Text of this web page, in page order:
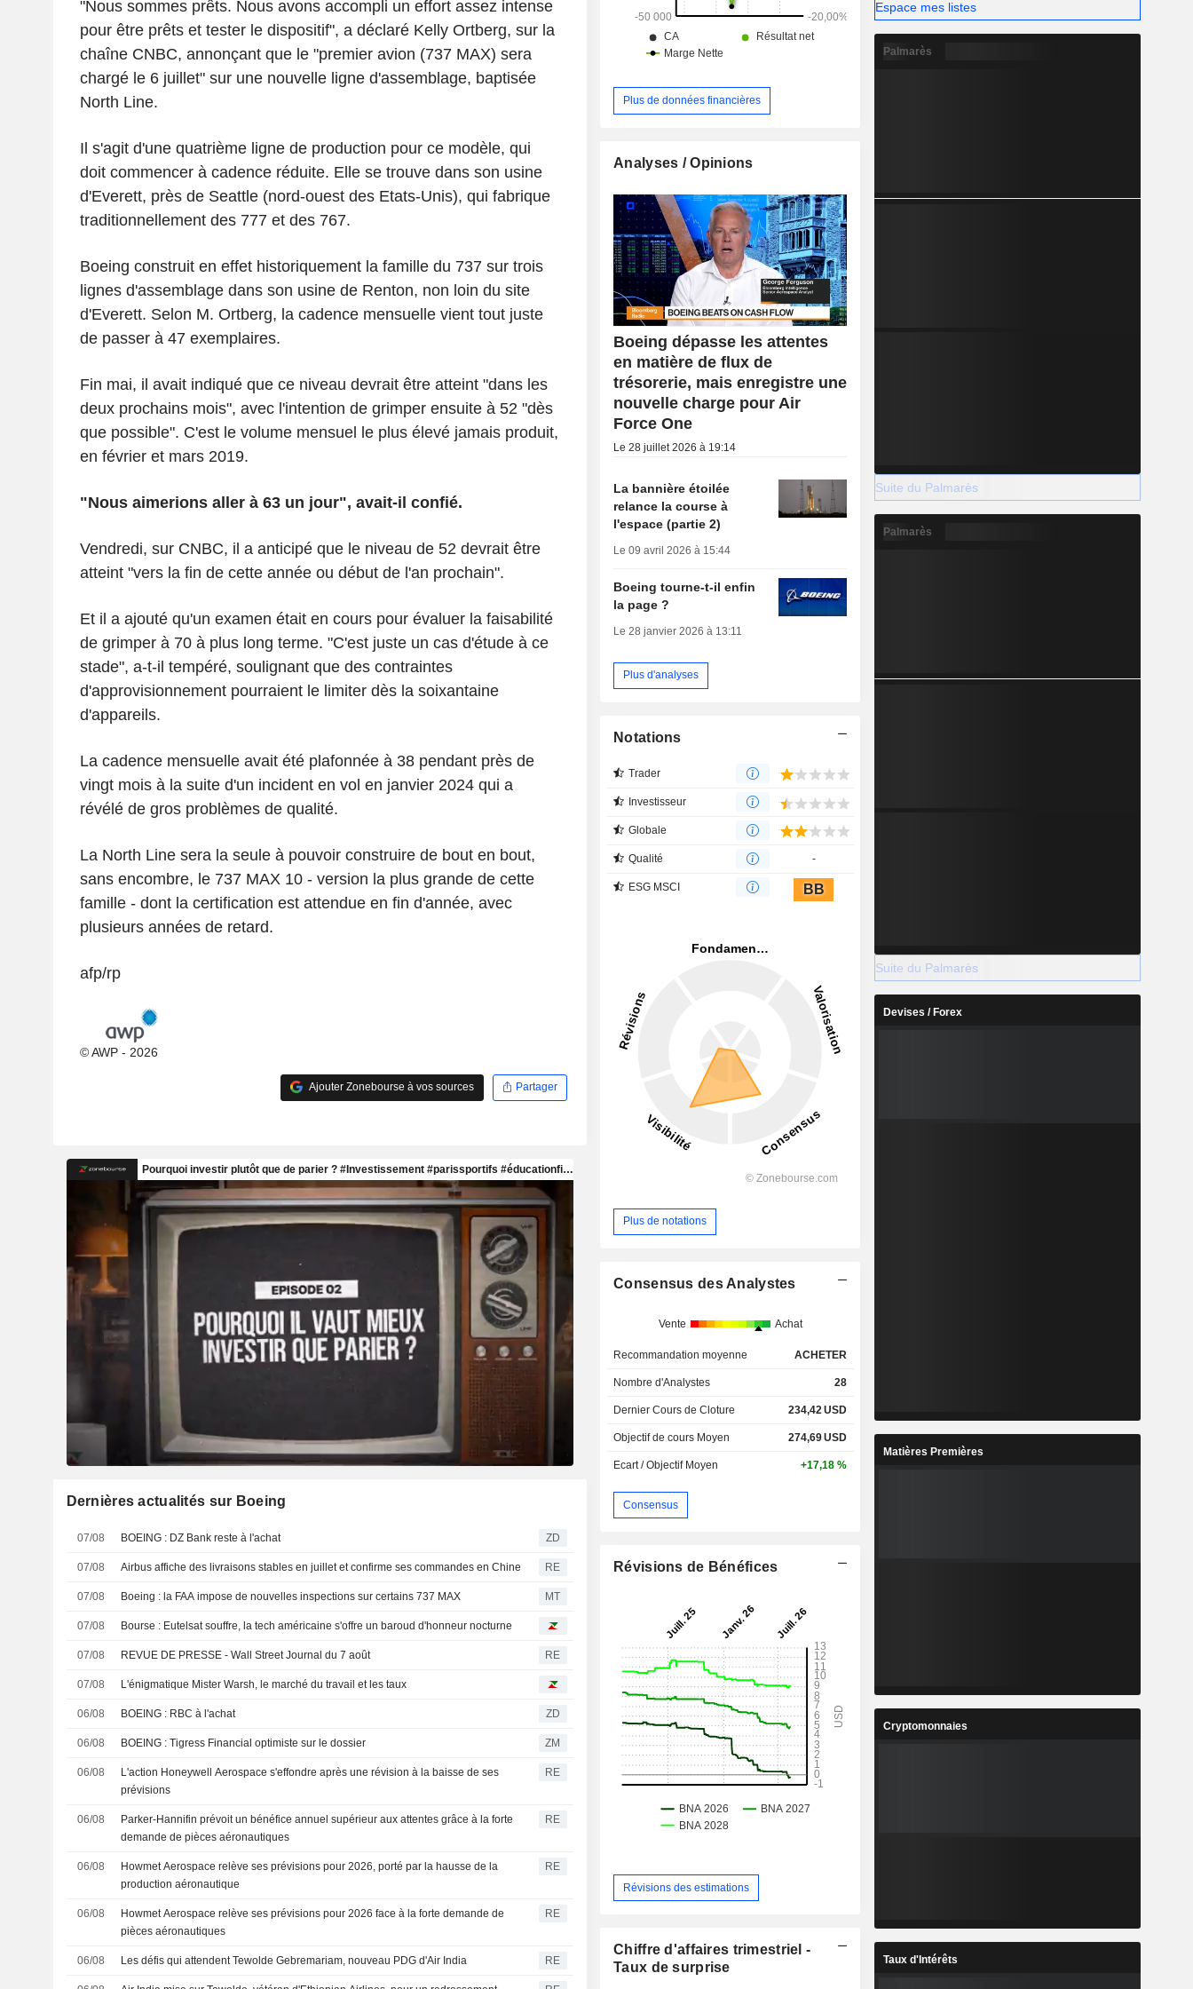
"Nous sommes prêts. Nous avons accompli un effort assez intense
pour être prêts et tester le dispositif", a déclaré Kelly Ortberg, sur la
chaîne CNBC, annonçant que le "premier avion (737 MAX) sera
chargé le 6 juillet" sur une nouvelle ligne d'assemblage, baptisée
North Line.
Il s'agit d'une quatrième ligne de production pour ce modèle, qui
doit commencer à cadence réduite. Elle se trouve dans son usine
d'Everett, près de Seattle (nord-ouest des Etats-Unis), qui fabrique
traditionnellement des 777 et des 767.
Boeing construit en effet historiquement la famille du 737 sur trois
lignes d'assemblage dans son usine de Renton, non loin du site
d'Everett. Selon M. Ortberg, la cadence mensuelle vient tout juste
de passer à 47 exemplaires.
Fin mai, il avait indiqué que ce niveau devrait être atteint "dans les
deux prochains mois", avec l'intention de grimper ensuite à 52 "dès
que possible". C'est le volume mensuel le plus élevé jamais produit,
en février et mars 2019.
"Nous aimerions aller à 63 un jour", avait-il confié.
Vendredi, sur CNBC, il a anticipé que le niveau de 52 devrait être
atteint "vers la fin de cette année ou début de l'an prochain".
Et il a ajouté qu'un examen était en cours pour évaluer la faisabilité
de grimper à 70 à plus long terme. "C'est juste un cas d'étude à ce
stade", a-t-il tempéré, soulignant que des contraintes
d'approvisionnement pourraient le limiter dès la soixantaine
d'appareils.
La cadence mensuelle avait été plafonnée à 38 pendant près de
vingt mois à la suite d'un incident en vol en janvier 2024 qui a
révélé de gros problèmes de qualité.
La North Line sera la seule à pouvoir construire de bout en bout,
sans encombre, le 737 MAX 10 - version la plus grande de cette
famille - dont la certification est attendue en fin d'année, avec
plusieurs années de retard.
afp/rp
© AWP - 2026
Ajouter Zonebourse à vos sources Partager
Dernières actualités sur Boeing
07/08 BOEING : DZ Bank reste à l'achat ZD
07/08 Airbus affiche des livraisons stables en juillet et confirme ses commandes en Chine RE
07/08 Boeing : la FAA impose de nouvelles inspections sur certains 737 MAX MT
07/08 Bourse : Eutelsat souffre, la tech américaine s'offre un baroud d'honneur nocturne
07/08 REVUE DE PRESSE - Wall Street Journal du 7 août RE
07/08 L'énigmatique Mister Warsh, le marché du travail et les taux
06/08 BOEING : RBC à l'achat ZD
06/08 BOEING : Tigress Financial optimiste sur le dossier ZM
06/08
L'action Honeywell Aerospace s'effondre après une révision à la baisse de ses
prévisions
RE
06/08
Parker-Hannifin prévoit un bénéfice annuel supérieur aux attentes grâce à la forte
demande de pièces aéronautiques
RE
06/08
Howmet Aerospace relève ses prévisions pour 2026, porté par la hausse de la
production aéronautique
RE
06/08
Howmet Aerospace relève ses prévisions pour 2026 face à la forte demande de
pièces aéronautiques
RE
06/08 Les défis qui attendent Tewolde Gebremariam, nouveau PDG d'Air India RE
Plus de données financières
Analyses / Opinions
Boeing dépasse les attentes
en matière de flux de
trésorerie, mais enregistre une
nouvelle charge pour Air
Force One
Le 28 juillet 2026 à 19:14
La bannière étoilée
relance la course à
l'espace (partie 2)
Le 09 avril 2026 à 15:44
Boeing tourne-t-il enfin
la page ?
Le 28 janvier 2026 à 13:11
Plus d'analyses
Notations
Trader
Investisseur
Globale
Qualité -
ESG MSCI BB
Plus de notations
Consensus des Analystes
Vente Achat
Recommandation moyenne ACHETER
Nombre d'Analystes 28
Dernier Cours de Cloture 234,42USD
Objectif de cours Moyen 274,69USD
Ecart / Objectif Moyen +17,18 %
Consensus
Révisions de Bénéfices
Révisions des estimations
Chiffre d'affaires trimestriel -
Taux de surprise
Espace mes listes
Palmarès
Suite du Palmarès
Palmarès
Suite du Palmarès
Devises / Forex
Matières Premières
Cryptomonnaies
Taux d'Intérêts